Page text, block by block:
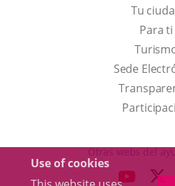
Use of cookies
Tu
Para ti
Sede
Otras webs del
LINK